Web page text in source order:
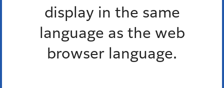
display in the same
language as the web
browser language.
外国語対応が必要な人、通訳オペレーター、区の職員の
3人で会話ができます。
多言語対応三者通話サービス